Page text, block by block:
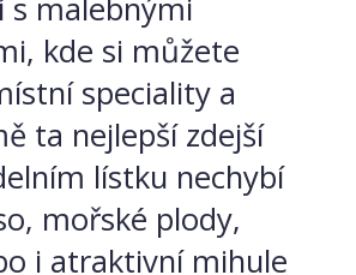
s malebnými
kde si můžete
speciality a
ta nejlepší zdejší
lístku nechybí
mořské plody,
i atraktivní mihule